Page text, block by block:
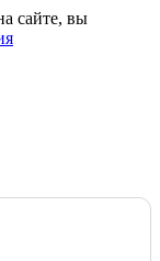
сайте, вы